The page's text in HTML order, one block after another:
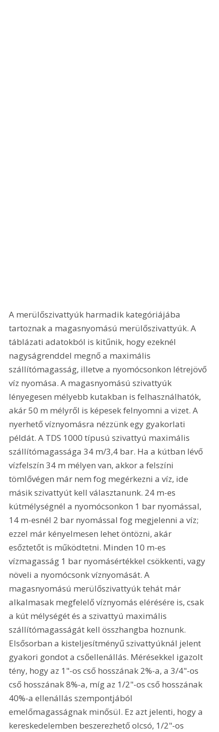
A merülőszivattyúk harmadik kategóriájába
tartoznak a magasnyomású merülőszivattyúk. A
táblázati adatokból is kitűnik, hogy ezeknél
nagyságrenddel megnő a maximális
szállítómagasság, illetve a nyomócsonkon létrejövő
víz nyomása. A magasnyomású szivattyúk
lényegesen mélyebb kutakban is felhasználhatók,
akár 50 m mélyről is képesek felnyomni a vizet. A
nyerhető víznyomásra nézzünk egy gyakorlati
példát. A TDS 1000 típusú szivattyú maximális
szállítómagassága 34 m/3,4 bar. Ha a kútban lévő
vízfelszín 34 m mélyen van, akkor a felszíni
tömlővégen már nem fog megérkezni a víz, ide
másik szivattyút kell választanunk. 24 m-es
kútmélységnél a nyomócsonkon 1 bar nyomással,
14 m-esnél 2 bar nyomással fog megjelenni a víz;
ezzel már kényelmesen lehet öntözni, akár
esőztetőt is működtetni. Minden 10 m-es
vízmagasság 1 bar nyomásértékkel csökkenti, vagy
növeli a nyomócsonk víznyomását. A
magasnyomású merülőszivattyúk tehát már
alkalmasak megfelelő víznyomás elérésére is, csak
a kút mélységét és a szivattyú maximális
szállítómagasságát kell összhangba hoznunk.
Elsősorban a kisteljesítményű szivattyúknál jelent
gyakori gondot a csőellenállás. Mérésekkel igazolt
tény, hogy az 1"-os cső hosszának 2%-a, a 3/4"-os
cső hosszának 8%-a, míg az 1/2"-os cső hosszának
40%-a ellenállás szempontjából
emelőmagasságnak minősül. Ez azt jelenti, hogy a
kereskedelemben beszerezhető olcsó, 1/2"-os